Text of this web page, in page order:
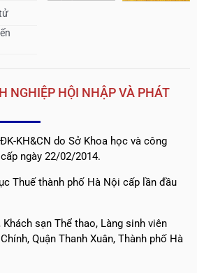
NGHIỆP HỘI NHẬP VÀ PHÁT
KH&CN do Sở Khoa học và công
ngày 22/02/2014.
Thuế thành phố Hà Nội cấp lần đầu
Khách sạn Thể thao, Làng sinh viên
Quận Thanh Xuân, Thành phố Hà